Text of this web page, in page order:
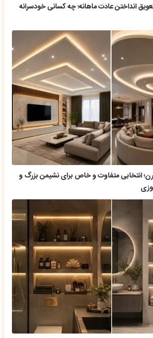
انداختن عادت ماهانه؛ چه کسانی خودسرانه
انتخابی متفاوت و خاص برای نشیمن بزرگ و